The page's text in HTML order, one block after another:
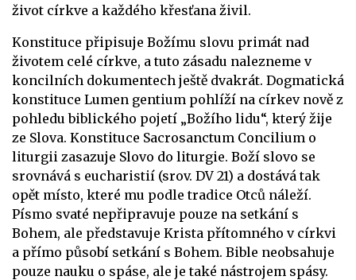
život církve a každého křesťana živil.
Konstituce připisuje Božímu slovu primát nad
životem celé církve, a tuto zásadu nalezneme v
koncilních dokumentech ještě dvakrát. Dogmatická
konstituce Lumen gentium pohlíží na církev nově z
pohledu biblického pojetí „Božího lidu“, který žije
ze Slova. Konstituce Sacrosanctum Concilium o
liturgii zasazuje Slovo do liturgie. Boží slovo se
srovnává s eucharistií (srov. DV 21) a dostává tak
opět místo, které mu podle tradice Otců náleží.
Písmo svaté nepřipravuje pouze na setkání s
Bohem, ale představuje Krista přítomného v církvi
a přímo působí setkání s Bohem. Bible neobsahuje
pouze nauku o spáse, ale je také nástrojem spásy.